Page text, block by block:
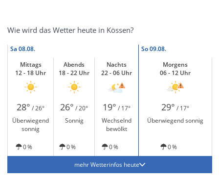
Wie wird das Wetter heute in Kössen?
Sa 08.08. So09.08.
Mittags
12 - 18 Uhr
Abends
18 - 22 Uhr
Nachts
22 - 06 Uhr
Morgens
06 - 12 Uhr
28° / 26° 26° / 20° 19° / 17° 29° / 17°
Überwiegend
sonnig
Sonnig
Wechselnd
bewölkt
Überwiegend sonnig
0 % 0 % 0 % 0 %
mehr Wetterinfos heute